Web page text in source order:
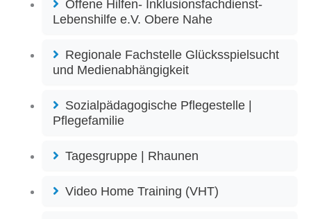
Offene Hilfen- Inklusionsfachdienst-
Lebenshilfe e.V. Obere Nahe
Regionale Fachstelle Glücksspielsucht
und Medienabhängigkeit
Sozialpädagogische Pflegestelle |
Pflegefamilie
Tagesgruppe | Rhaunen
Video Home Training (VHT)